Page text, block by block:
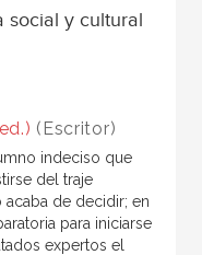
social y cultural
(Escritor)
indeciso que
del traje
de decidir; en
para iniciarse
expertos el